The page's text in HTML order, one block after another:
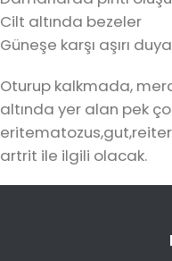
Cilt altında bezeler
Güneşe karşı aşırı
Oturup kalkmada,
altında yer alan pek
artrit ile ilgili olacak.